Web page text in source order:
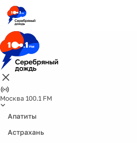
Москва 100.1 FM
Апатиты
Астрахань